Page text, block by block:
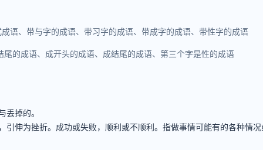
语、带与字的成语、带习字的成语、带成字的成语、带性字的成语
的成语、成开头的成语、成结尾的成语、第三个字是性的成语
丢掉的。
引伸为挫折。成功或失败，顺利或不顺利。指做事情可能有的各种情况